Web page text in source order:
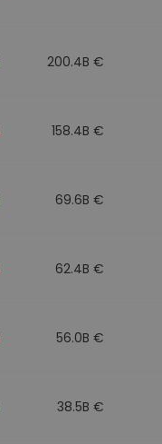
200.4B €
158.4B €
69.6B €
62.4B €
56.0B €
38.5B €